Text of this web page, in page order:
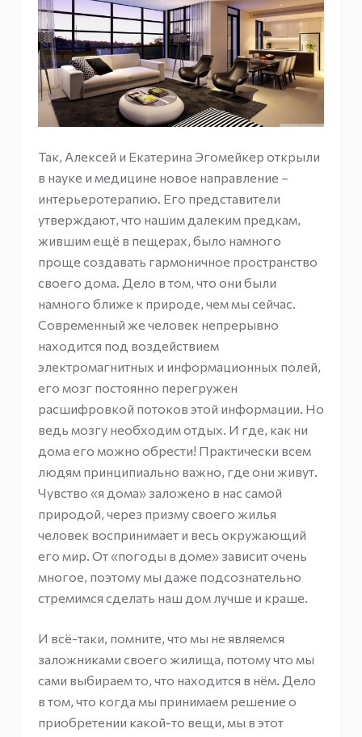
Так, Алексей и Екатерина Эгомейкер открыли
в науке и медицине новое направление –
интерьеротерапию. Его представители
утверждают, что нашим далеким предкам,
жившим ещё в пещерах, было намного
проще создавать гармоничное пространство
своего дома. Дело в том, что они были
намного ближе к природе, чем мы сейчас.
Современный же человек непрерывно
находится под воздействием
электромагнитных и информационных полей,
его мозг постоянно перегружен
расшифровкой потоков этой информации. Но
ведь мозгу необходим отдых. И где, как ни
дома его можно обрести! Практически всем
людям принципиально важно, где они живут.
Чувство «я дома» заложено в нас самой
природой, через призму своего жилья
человек воспринимает и весь окружающий
его мир. От «погоды в доме» зависит очень
многое, поэтому мы даже подсознательно
стремимся сделать наш дом лучше и краше.
И всё-таки, помните, что мы не являемся
заложниками своего жилища, потому что мы
сами выбираем то, что находится в нём. Дело
в том, что когда мы принимаем решение о
приобретении какой-то вещи, мы в этот